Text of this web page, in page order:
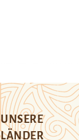
UNSERE
LÄNDER